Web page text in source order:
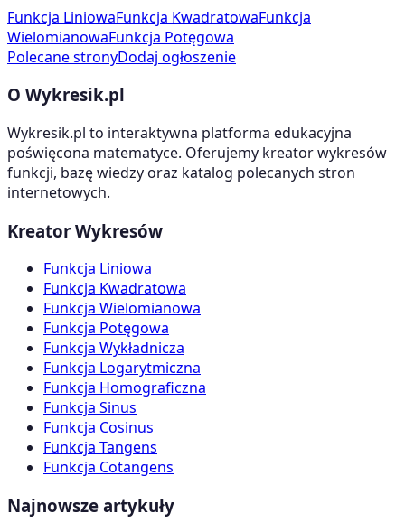
Funkcja LiniowaFunkcja KwadratowaFunkcja
WielomianowaFunkcja Potęgowa
Polecane stronyDodaj ogłoszenie
O Wykresik.pl
Wykresik.pl to interaktywna platforma edukacyjna
poświęcona matematyce. Oferujemy kreator wykresów
funkcji, bazę wiedzy oraz katalog polecanych stron
internetowych.
Kreator Wykresów
Funkcja Liniowa
Funkcja Kwadratowa
Funkcja Wielomianowa
Funkcja Potęgowa
Funkcja Wykładnicza
Funkcja Logarytmiczna
Funkcja Homograficzna
Funkcja Sinus
Funkcja Cosinus
Funkcja Tangens
Funkcja Cotangens
Najnowsze artykuły